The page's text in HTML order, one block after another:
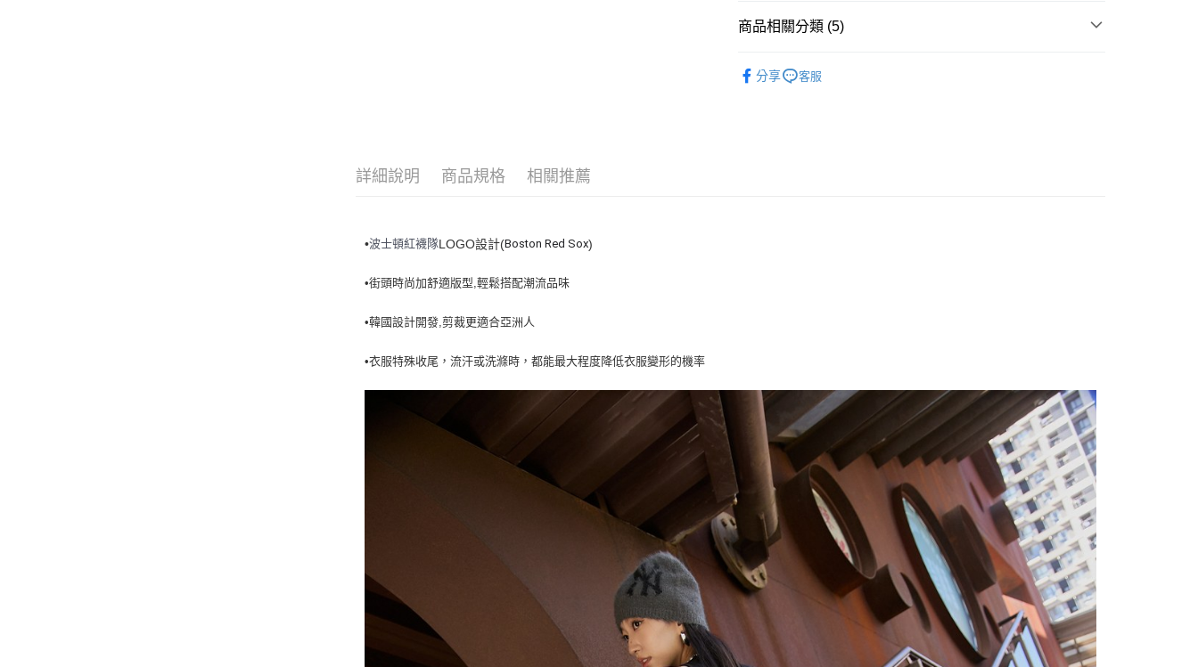
悠遊付
運送方式
商品相關分類 (5)
分享 客服
詳細說明 商品規格 相關推薦
•波士頓紅襪隊LOGO設計(Boston Red Sox)
•街頭時尚加舒適版型,輕鬆搭配潮流品味
•韓國設計開發,剪裁更適合亞洲人
•衣服特殊收尾，流汗或洗滌時，都能最大程度降低衣服變形的機率